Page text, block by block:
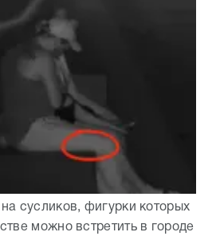
сусликов, фигурки которых
можно встретить в городе